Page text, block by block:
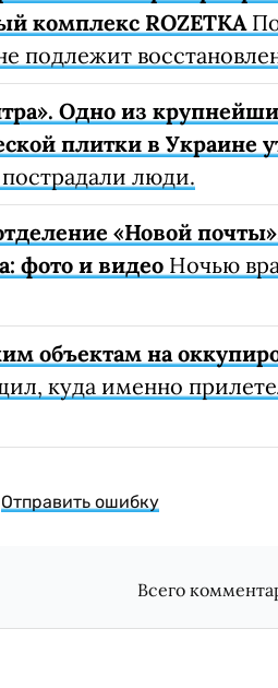
комплекс ROZETKA
подлежит
Одно из
плитки в Украине
люди.
«Новой
фото и видео Ночью
объектам на
куда именно
Отправить ошибку
Всего